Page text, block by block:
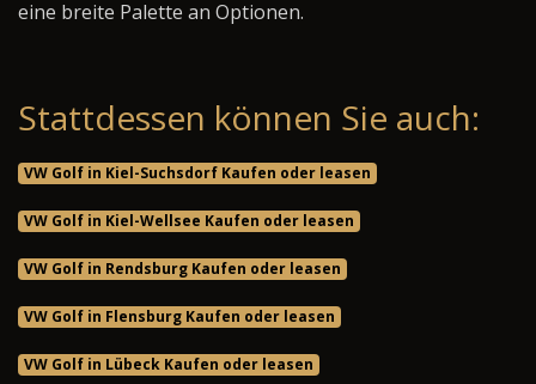
eine breite Palette an Optionen.
Stattdessen können Sie auch:
VW Golf in Kiel-Suchsdorf Kaufen oder leasen
VW Golf in Kiel-Wellsee Kaufen oder leasen
VW Golf in Rendsburg Kaufen oder leasen
VW Golf in Flensburg Kaufen oder leasen
VW Golf in Lübeck Kaufen oder leasen